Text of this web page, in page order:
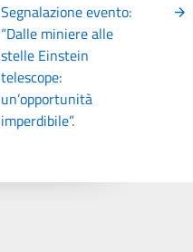
Segnalazione evento:
“Dalle miniere alle
stelle Einstein
telescope:
un’opportunità
imperdibile”.